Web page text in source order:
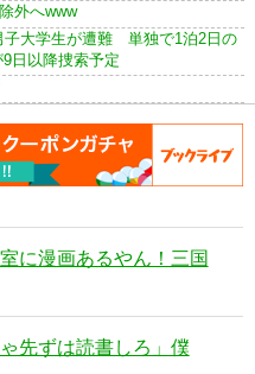
外へwww
子大学生が遭難 単独で1泊2日の
日以降捜索予定
に漫画あるやん！三国
先ずは読書しろ」僕